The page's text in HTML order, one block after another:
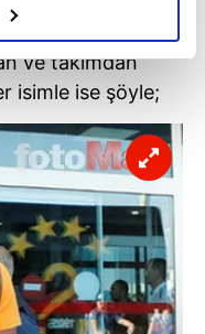
adına
ve bu noktada,
noktasında tek gelir
isteriz.
izin vermedikleri
için İnternet
ait çerezler
çeşitli kişisel
çerezler bilgi
ve takımdan
isimle ise şöyle;